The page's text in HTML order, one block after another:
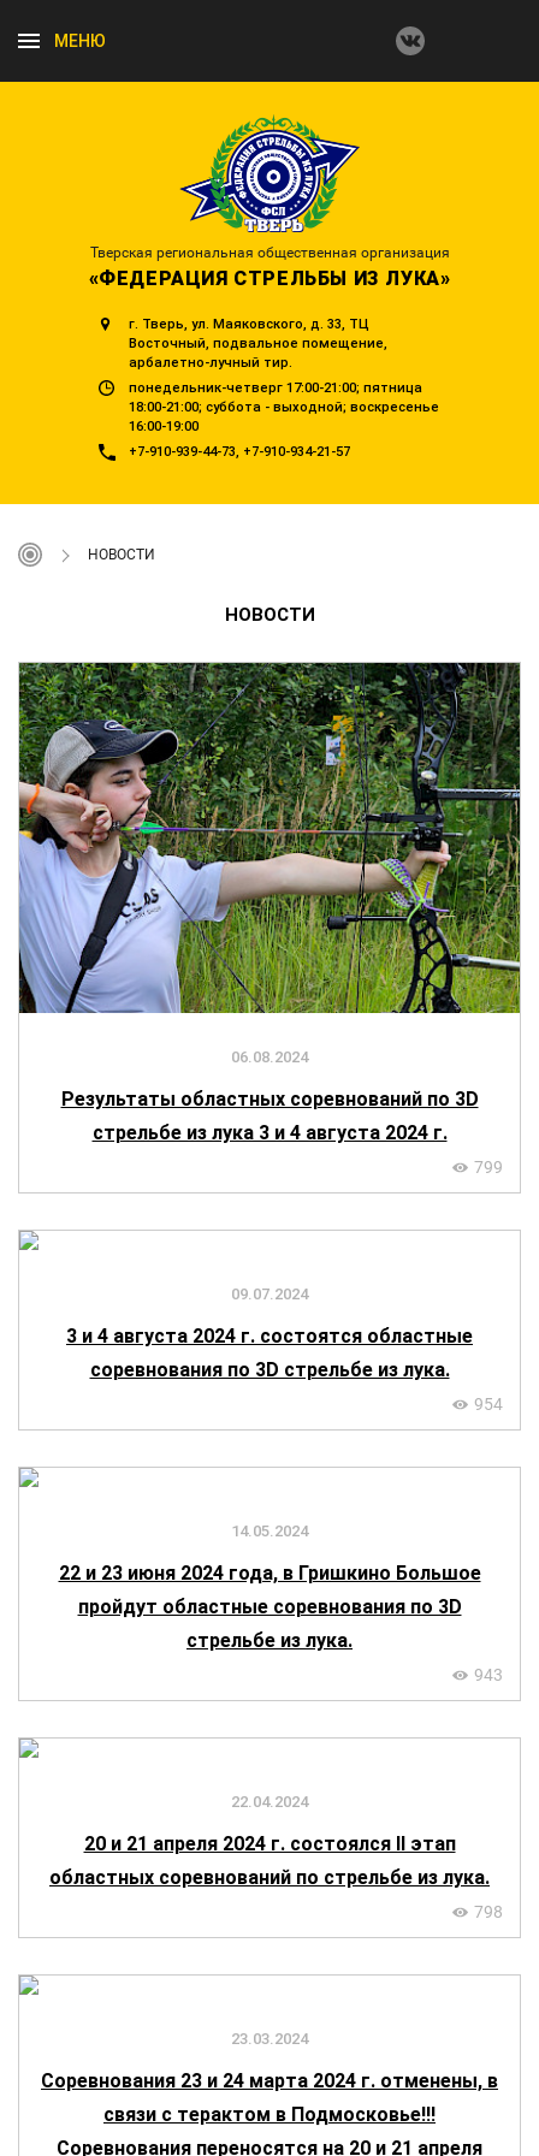
Тверская региональная общественная организация
«ФЕДЕРАЦИЯ СТРЕЛЬБЫ ИЗ ЛУКА»
г. Тверь, ул. Маяковского, д. 33, ТЦ
Восточный, подвальное помещение,
арбалетно-лучный тир.
понедельник-четверг 17:00-21:00; пятница
18:00-21:00; суббота - выходной; воскресенье
16:00-19:00
+7-910-939-44-73
+7-910-934-21-57
МЕНЮ
НОВОСТИ
НОВОСТИ
06.08.2024
Результаты областных соревнований по 3D
стрельбе из лука 3 и 4 августа 2024 г.
799
09.07.2024
3 и 4 августа 2024 г. состоятся областные
соревнования по 3D стрельбе из лука.
954
14.05.2024
22 и 23 июня 2024 года, в Гришкино Большое
пройдут областные соревнования по 3D
стрельбе из лука.
943
22.04.2024
20 и 21 апреля 2024 г. состоялся II этап
областных соревнований по стрельбе из лука.
798
23.03.2024
Соревнования 23 и 24 марта 2024 г. отменены, в
связи с терактом в Подмосковье!!!
Соревнования переносятся на 20 и 21 апреля